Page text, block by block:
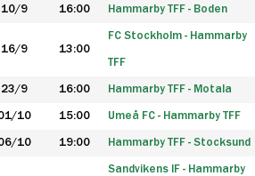
10/9 16:00 Hammarby TFF - Boden
16/9 13:00
FC Stockholm - Hammarby
TFF
23/9 16:00 Hammarby TFF - Motala
10 15:00 Umeå FC - Hammarby TFF
10 19:00 Hammarby TFF - Stocksund
Sandvikens IF - Hammarby